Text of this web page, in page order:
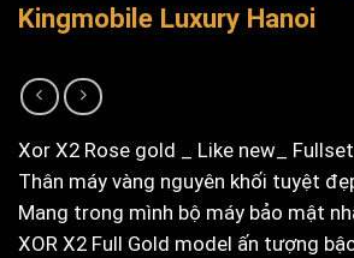
Kingmobile Luxury Hanoi
Xor X2 Rose gold _ Like new_ Fullset
Thân máy vàng nguyên khối tuyệt
Mang trong mình bộ máy bảo mật
XOR X2 Full Gold model ấn tượng